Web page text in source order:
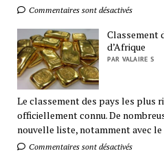
Commentaires sont désactivés
Classement
d’Afrique
PAR VALAIRE S
Le classement des pays les plus
officiellement connu. De
nouvelle liste, notamment avec le
Commentaires sont désactivés